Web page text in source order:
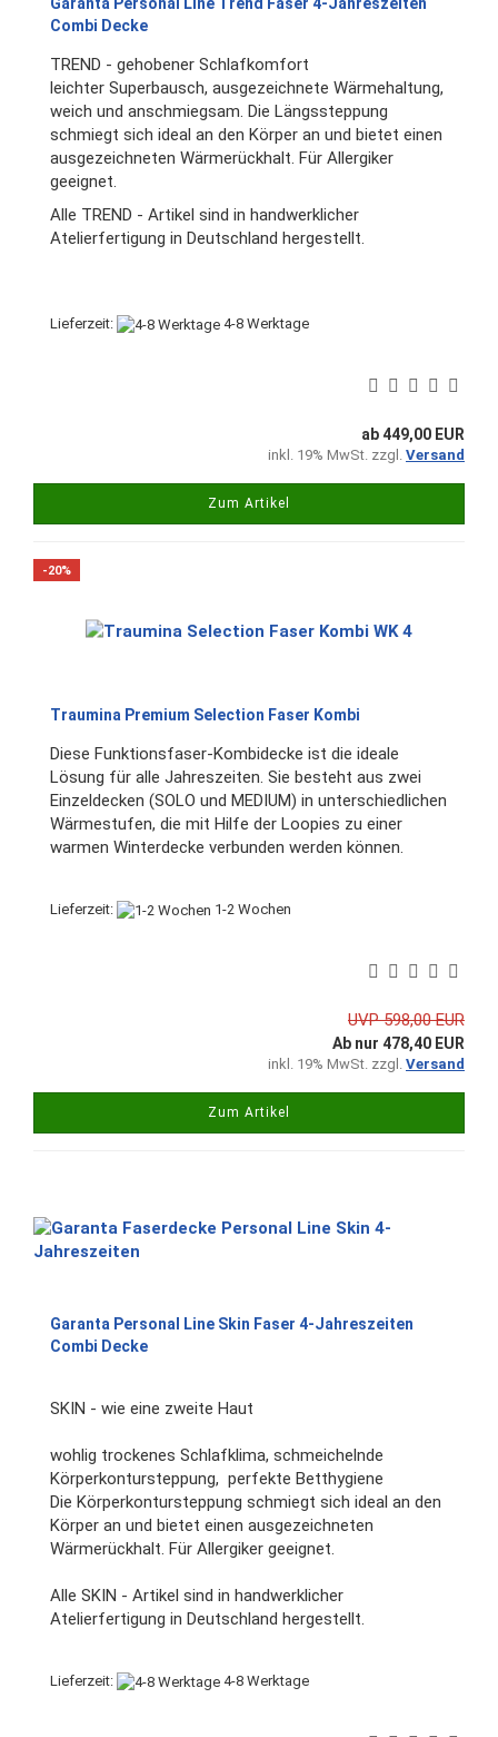
Combi Decke
TREND - gehobener Schlafkomfort
leichter Superbausch, ausgezeichnete Wärmehaltung,
weich und anschmiegsam. Die Längssteppung
schmiegt sich ideal an den Körper an und bietet einen
ausgezeichneten Wärmerückhalt. Für Allergiker
geeignet.
Alle TREND - Artikel sind in handwerklicher
Atelierfertigung in Deutschland hergestellt.
Lieferzeit: 4-8 Werktage
ab 449,00 EUR
inkl. 19% MwSt. zzgl. Versand
Zum Artikel
-20%
Traumina Premium Selection Faser Kombi
Diese Funktionsfaser-Kombidecke ist die ideale
Lösung für alle Jahreszeiten. Sie besteht aus zwei
Einzeldecken (SOLO und MEDIUM) in unterschiedlichen
Wärmestufen, die mit Hilfe der Loopies zu einer
warmen Winterdecke verbunden werden können.
Lieferzeit: 1-2 Wochen
UVP 598,00 EUR
Ab nur 478,40 EUR
inkl. 19% MwSt. zzgl. Versand
Zum Artikel
Garanta Personal Line Skin Faser 4-Jahreszeiten
Combi Decke
SKIN - wie eine zweite Haut
wohlig trockenes Schlafklima, schmeichelnde
Körperkontursteppung, perfekte Betthygiene
Die Körperkontursteppung schmiegt sich ideal an den
Körper an und bietet einen ausgezeichneten
Wärmerückhalt. Für Allergiker geeignet.
Alle SKIN - Artikel sind in handwerklicher
Atelierfertigung in Deutschland hergestellt.
Lieferzeit: 4-8 Werktage